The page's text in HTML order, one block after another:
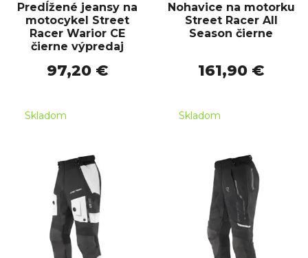
Predĺžené jeansy na
motocykel Street
Racer Warior CE
čierne výpredaj
97,20 €
Skladom
Nohavice na motorku
Street Racer All
Season čierne
161,90 €
Skladom